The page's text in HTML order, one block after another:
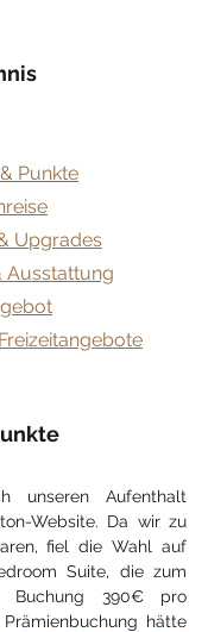
Punkte
Upgrades
Ausstattung
unseren Aufenthalt
Website. Da wir zu
fiel die Wahl auf
Suite, die zum
Buchung 390€ pro
hätte